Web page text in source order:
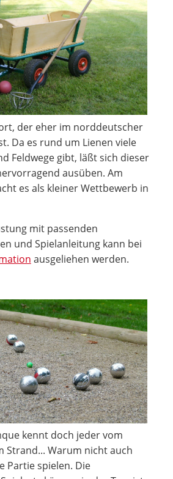
der eher im norddeutscher
Da es rund um Lienen viele
Feldwege gibt, läßt sich dieser
ausüben. Am
es als kleiner Wettbewerb in
mit passenden
und Spielanleitung kann bei
ausgeliehen werden.
kennt doch jeder vom
Strand... Warum nicht auch
Partie spielen. Die